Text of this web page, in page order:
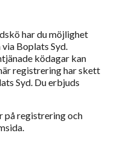
har du möjlighet
Boplats Syd.
ködagar kan
registrering har skett
Syd. Du erbjuds
på registrering och